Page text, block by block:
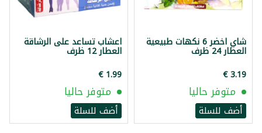
شاي اخضر 6 نكهات طبيعية
العطار 24 ظرف
متوفر حاليا
أضف للسلة
اعشاب تساعد على الرشاقة
العطار 12 ظرف
متوفر حاليا
أضف للسلة